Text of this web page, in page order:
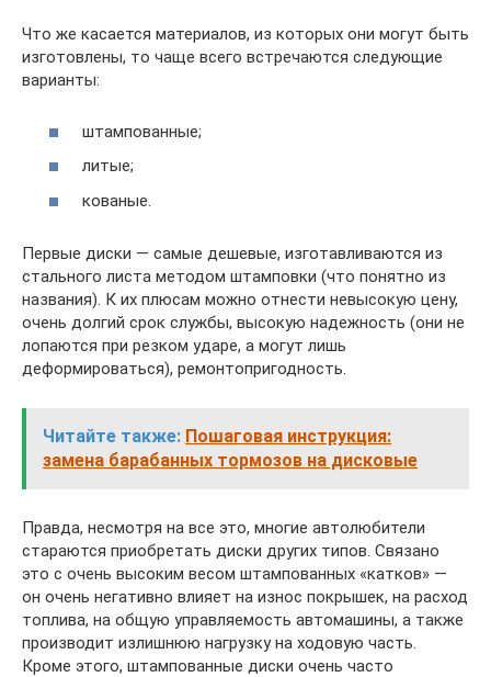
Что же касается материалов, из которых они могут быть
изготовлены, то чаще всего встречаются следующие
варианты:
штампованные;
литые;
кованые.
Первые диски — самые дешевые, изготавливаются из
стального листа методом штамповки (что понятно из
названия). К их плюсам можно отнести невысокую цену,
очень долгий срок службы, высокую надежность (они не
лопаются при резком ударе, а могут лишь
деформироваться), ремонтопригодность.
Читайте также: Пошаговая инструкция:
замена барабанных тормозов на дисковые
Правда, несмотря на все это, многие автолюбители
стараются приобретать диски других типов. Связано
это с очень высоким весом штампованных «катков» —
он очень негативно влияет на износ покрышек, на расход
топлива, на общую управляемость автомашины, а также
производит излишнюю нагрузку на ходовую часть.
Кроме этого, штампованные диски очень часто